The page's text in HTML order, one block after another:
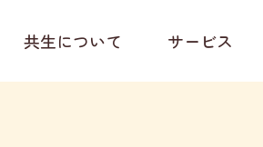
共生について サービス